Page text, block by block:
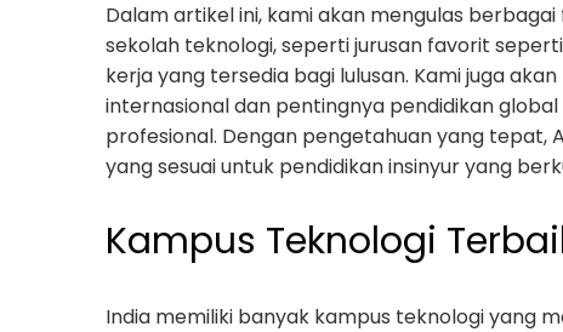
Dalam artikel ini, kami akan mengulas
sekolah teknologi, seperti jurusan favorit
kerja yang tersedia bagi lulusan. Kami juga
internasional dan pentingnya pendidikan
profesional. Dengan pengetahuan yang tepat,
yang sesuai untuk pendidikan insinyur yang
Kampus Teknologi
India memiliki banyak kampus teknologi yang